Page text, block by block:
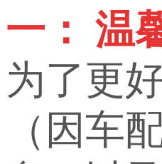
一： 温
为了更
（因车